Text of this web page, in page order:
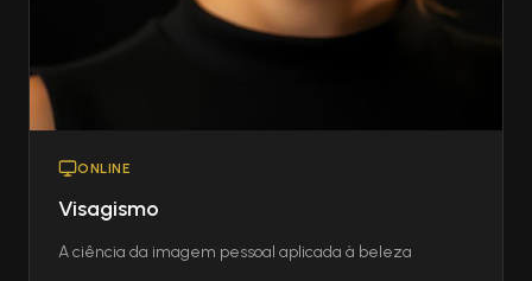
ONLINE
Visagismo
A ciência da imagem pessoal aplicada à beleza